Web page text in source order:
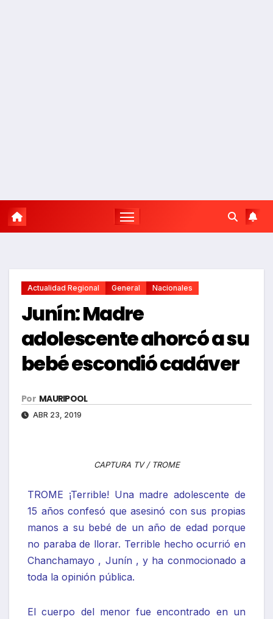
Actualidad Regional General Nacionales
Junín: Madre
adolescente ahorcó a su
bebé escondió cadáver
Por MAURIPOOL
ABR 23, 2019
CAPTURA TV / TROME
TROME ¡Terrible! Una madre adolescente de
15 años confesó que asesinó con sus propias
manos a su bebé de un año de edad porque
no paraba de llorar. Terrible hecho ocurrió en
Chanchamayo , Junín , y ha conmocionado a
toda la opinión pública.
El cuerpo del menor fue encontrado en un